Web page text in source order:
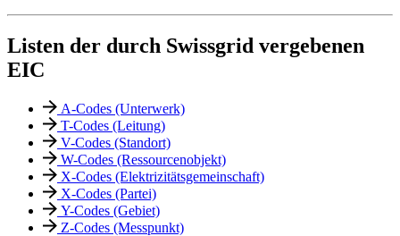
Listen der durch Swissgrid vergebenen
EIC
A-Codes (Unterwerk)
T-Codes (Leitung)
V-Codes (Standort)
W-Codes (Ressourcenobjekt)
X-Codes (Elektrizitätsgemeinschaft)
X-Codes (Partei)
Y-Codes (Gebiet)
Z-Codes (Messpunkt)